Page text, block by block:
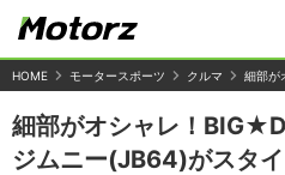
HOME モータースポーツ クルマ 細部が
細部がオシャレ！
ジムニー(JB64)がスタ